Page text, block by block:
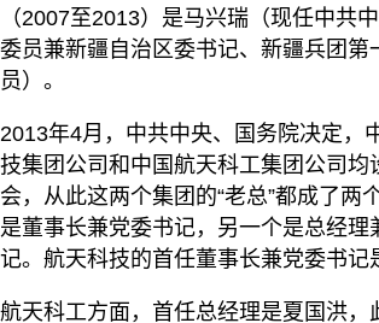
（2007至2013）是马兴瑞（现任中共
委员兼新疆自治区委书记、新疆兵团第
员）。
2013年4月，中共中央、国务院决定，
技集团公司和中国航天科工集团公司均
会，从此这两个集团的“老总”都成了两
是董事长兼党委书记，另一个是总经理
记。航天科技的首任董事长兼党委书记
航天科工方面，首任总经理是夏国洪，